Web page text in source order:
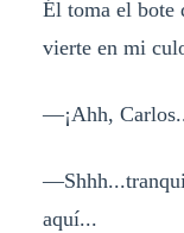
Él toma el bote
vierte en mi
—¡Ahh,
aquí...